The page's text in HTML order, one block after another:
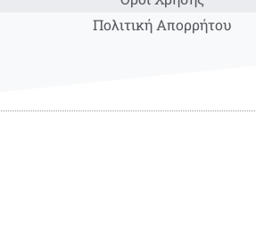
Πολιτική Απορρήτου